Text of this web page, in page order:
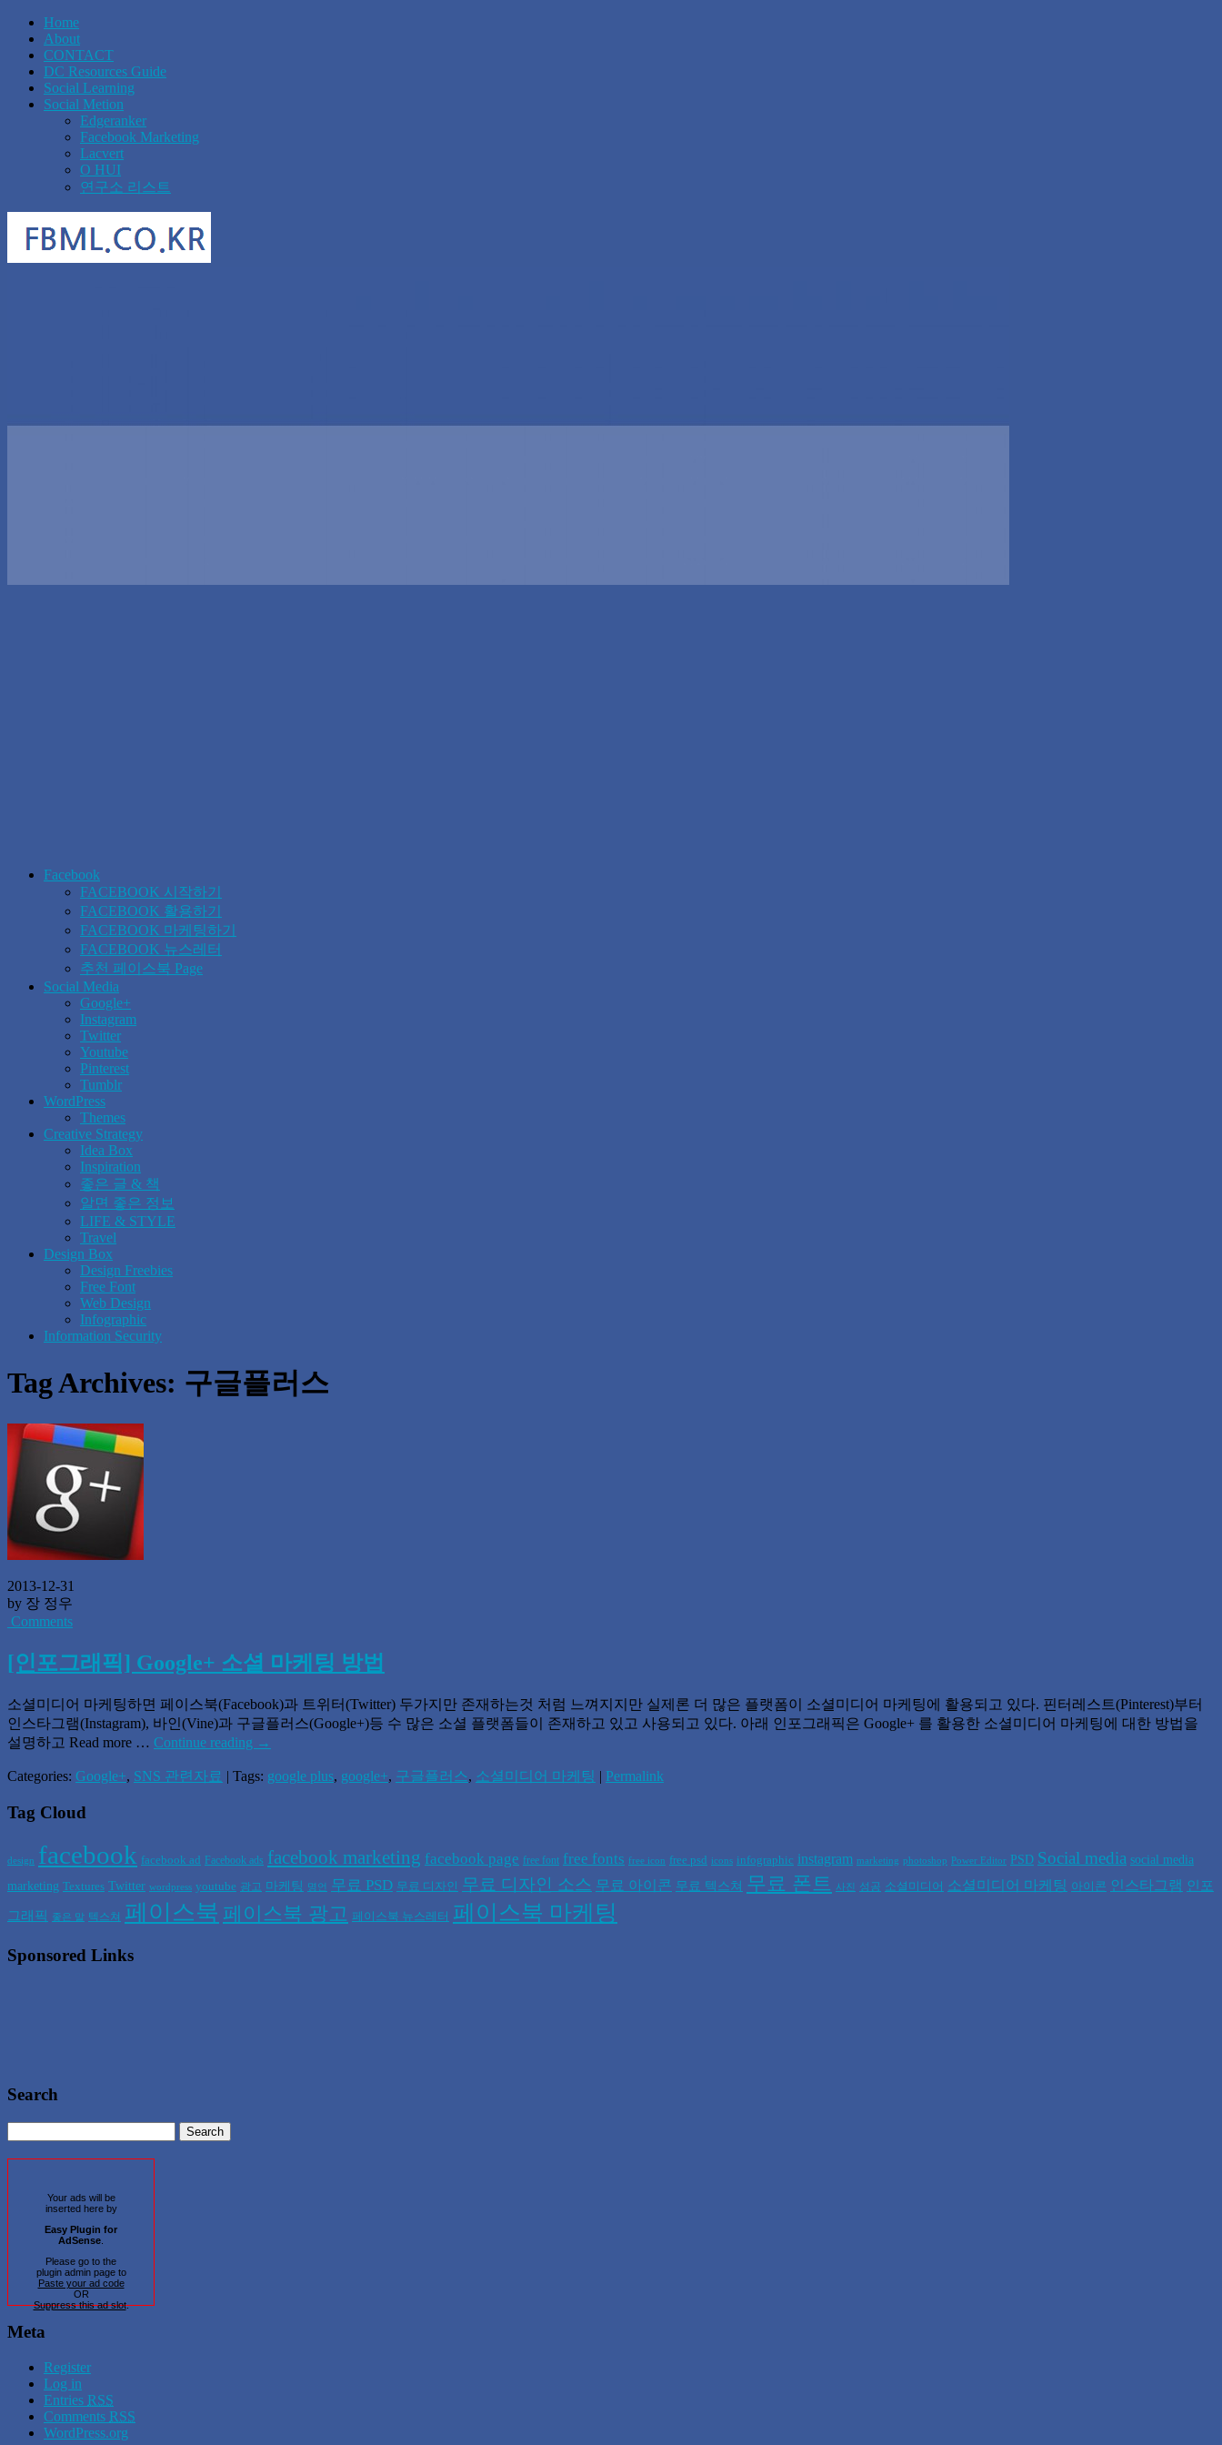
Home
About
CONTACT
DC Resources Guide
Social Learning
Social Metion
Edgeranker
Facebook Marketing
Lacvert
O HUI
연구소 리스트
Facebook
FACEBOOK 시작하기
FACEBOOK 활용하기
FACEBOOK 마케팅하기
FACEBOOK 뉴스레터
추천 페이스북 Page
Social Media
Google+
Instagram
Twitter
Youtube
Pinterest
Tumblr
WordPress
Themes
Creative Strategy
Idea Box
Inspiration
좋은 글 & 책
알면 좋은 정보
LIFE & STYLE
Travel
Design Box
Design Freebies
Free Font
Web Design
Infographic
Information Security
Tag Archives: 구글플러스
2013-12-31
by 장 정우
Comments
[인포그래픽] Google+ 소셜 마케팅 방법
소셜미디어 마케팅하면 페이스북(Facebook)과 트위터(Twitter) 두가지만 존재하는것 처럼 느껴지지만 실제론 더 많은 플랫폼이 소셜미디어 마케팅에 활용되고 있다. 핀터레스트(Pinterest)부터
인스타그램(Instagram), 바인(Vine)과 구글플러스(Google+)등 수 많은 소셜 플랫폼들이 존재하고 있고 사용되고 있다. 아래 인포그래픽은 Google+ 를 활용한 소셜미디어 마케팅에 대한 방법을
설명하고 Read more … Continue reading →
Categories: Google+, SNS 관련자료 | Tags: google plus, google+, 구글플러스, 소셜미디어 마케팅 | Permalink
Tag Cloud
design facebook facebook ad Facebook ads facebook marketing facebook page free font free fonts free icon free psd icons infographic instagram marketing photoshop Power Editor PSD Social media social media
marketing Textures Twitter wordpress youtube 광고 마케팅 명언 무료 PSD 무료 디자인 무료 디자인 소스 무료 아이콘 무료 텍스쳐 무료 폰트 사진 성공 소셜미디어 소셜미디어 마케팅 아이콘 인스타그램 인포
그래픽 좋은 말 텍스쳐 페이스북 페이스북 광고 페이스북 뉴스레터 페이스북 마케팅
Sponsored Links
Search
Your ads will be
inserted here by
Easy Plugin for
AdSense
Please go to the
plugin admin page to
Paste your ad code
OR
Suppress this ad slot.
Meta
Register
Log in
Entries RSS
Comments RSS
WordPress.org